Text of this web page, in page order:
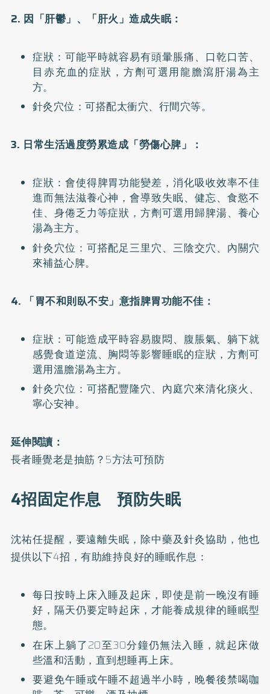
2. 因「肝鬱」、「肝火」造成失眠：
症狀：可能平時就容易有頭暈脹痛、口乾口苦、
目赤充血的症狀，方劑可選用龍膽瀉肝湯為主
方。
針灸穴位：可搭配太衝穴、行間穴等。
3. 日常生活過度勞累造成「勞傷心脾」：
症狀：會使得脾胃功能變差，消化吸收效率不佳
進而無法滋養心神，會導致失眠、健忘、食慾不
佳、身倦乏力等症狀，方劑可選用歸脾湯、養心
湯為主方。
針灸穴位：可搭配足三里穴、三陰交穴、內關穴
來補益心脾。
4. 「胃不和則臥不安」意指脾胃功能不佳：
症狀：可能造成平時容易腹悶、腹脹氣、躺下就
感覺食道逆流、胸悶等影響睡眠的症狀，方劑可
選用溫膽湯為主方。
針灸穴位：可搭配豐隆穴、內庭穴來清化痰火、
寧心安神。
延伸閱讀：
長者睡覺老是抽筋？5方法可預防
4招固定作息 預防失眠
沈祐任提醒，要遠離失眠，除中藥及針灸協助，他也
提供以下4招，有助維持良好的睡眠作息：
每日按時上床入睡及起床，即使是前一晚沒有睡
好，隔天仍要定時起床，才能養成規律的睡眠型
態。
在床上躺了20至30分鐘仍無法入睡，就起床做
些溫和活動，直到想睡再上床。
要避免午睡或午睡不超過半小時，晚餐後禁喝咖